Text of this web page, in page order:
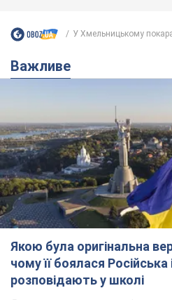
Якою була оригінальна
чому її боялася Російська
Державним символом є тільки
2 часа назад 7,0 т.
Олександру
відомо про трьох дітей
символа 90-х та який
За розвитком кар'єри артист не
особисте щастя
7 часов назад